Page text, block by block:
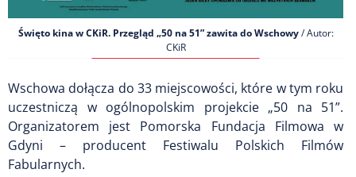
Święto kina w CKiR. Przegląd „50 na 51” zawita do Wschowy / Autor:
CKiR
Wschowa dołącza do 33 miejscowości, które w tym roku
uczestniczą w ogólnopolskim projekcie „50 na 51”.
Organizatorem jest Pomorska Fundacja Filmowa w
Gdyni – producent Festiwalu Polskich Filmów
Fabularnych.